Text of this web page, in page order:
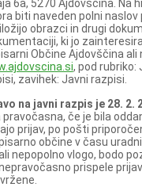
6a, 5270 Ajdovščina. Na
biti naveden polni naslov
obrazci in drugi
ki jo
Občine Ajdovščina
, pod rubriko:
zavihek: Javni razpisi.
na javni razpis je 28. 2.
pravočasna, če je bila
prijav, po pošti
občine v času
nepopolno vlogo, bodo
prispele